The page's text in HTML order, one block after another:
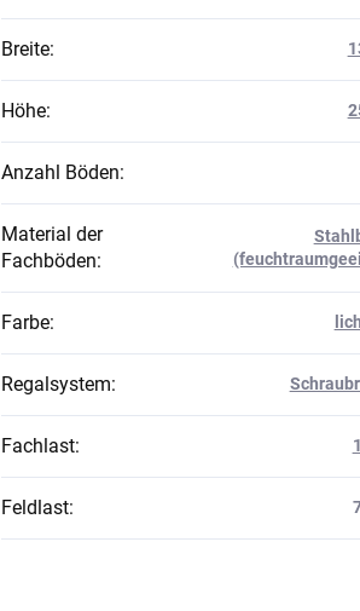
Breite:
Höhe:
Anzahl Böden:
Material der
Fachböden:
Farbe:
Regalsystem:
Fachlast:
Feldlast: